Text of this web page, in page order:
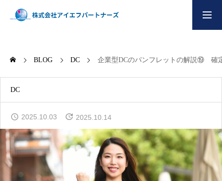
HOME
コンサルティング
協会運営
BLOG DC 企業型DCのパンフレットの解説⑲ 確
DC
2025.10.03 2025.10.14